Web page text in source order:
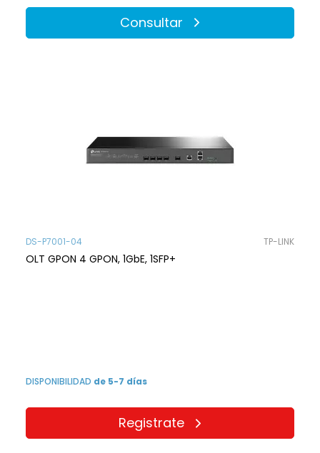
Consultar
DS-P7001-04 TP-LINK
OLT GPON 4 GPON, 1GbE, 1SFP+
DISPONIBILIDAD de 5-7 días
Registrate